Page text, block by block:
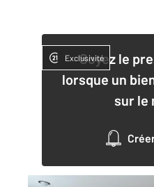
Soyez le
lorsque un
sur le
Exclusivité